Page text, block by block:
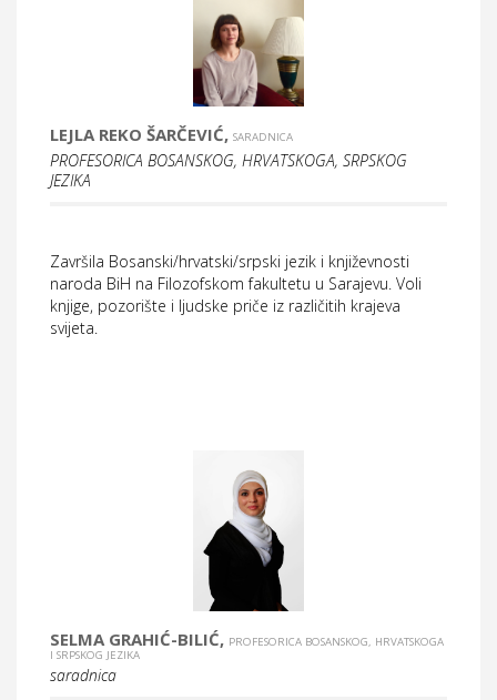
LEJLA REKO ŠARČEVIĆ, SARADNICA
PROFESORICA BOSANSKOG, HRVATSKOGA, SRPSKOG
JEZIKA
Završila Bosanski/hrvatski/srpski jezik i književnosti
naroda BiH na Filozofskom fakultetu u Sarajevu. Voli
knjige, pozorište i ljudske priče iz različitih krajeva
svijeta.
SELMA GRAHIĆ-BILIĆ, PROFESORICA BOSANSKOG, HRVATSKOGA
I SRPSKOG JEZIKA
saradnica